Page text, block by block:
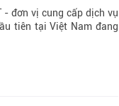
- đơn vị cung cấp dịch vụ
tiên tại Việt Nam đang